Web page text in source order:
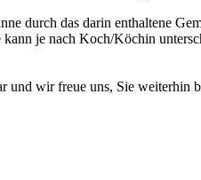
durch das darin enthaltene
je nach Koch/Köchin
und wir freue uns, Sie weiterhin